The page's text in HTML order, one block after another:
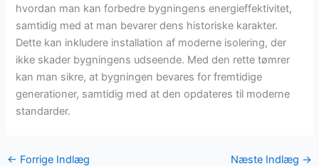
hvordan man kan forbedre bygningens energieffektivitet,
samtidig med at man bevarer dens historiske karakter.
Dette kan inkludere installation af moderne isolering, der
ikke skader bygningens udseende. Med den rette tømrer
kan man sikre, at bygningen bevares for fremtidige
generationer, samtidig med at den opdateres til moderne
standarder.
← Forrige Indlæg Næste Indlæg →